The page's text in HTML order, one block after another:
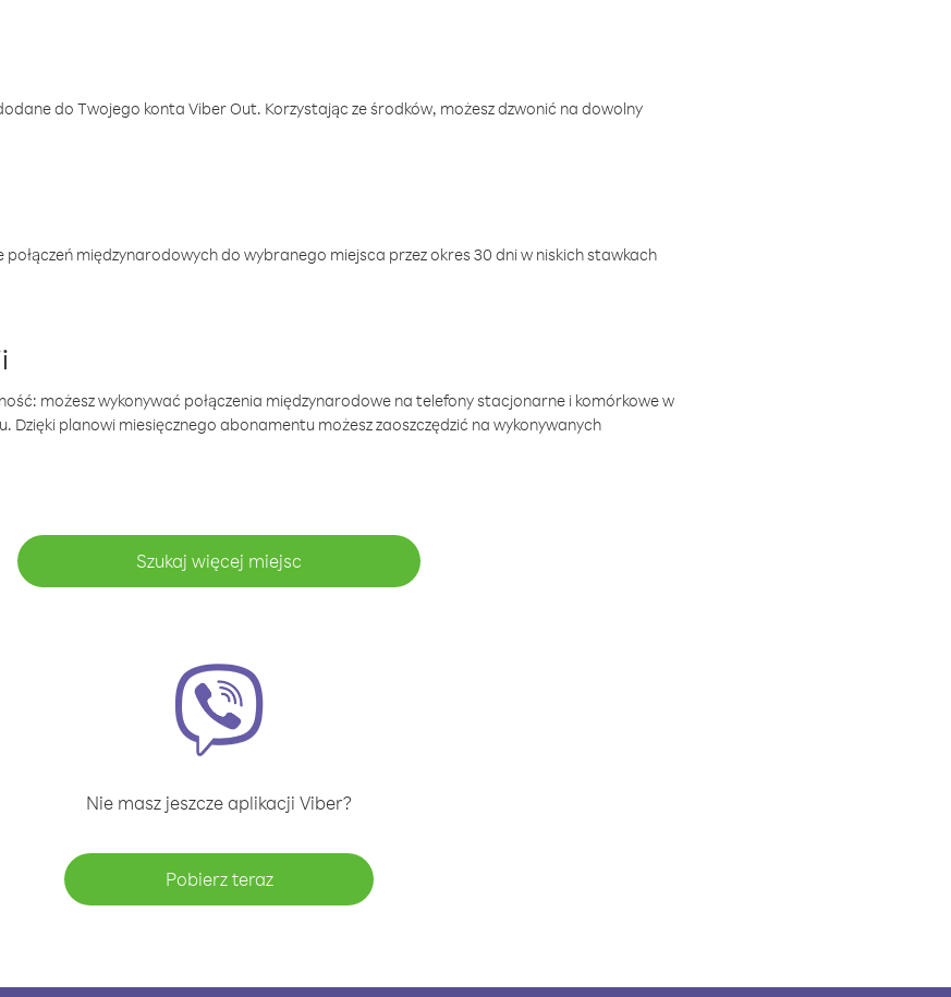
do Twojego konta Viber Out. Korzystając ze środków, możesz dzwonić na dowolny
międzynarodowych do wybranego miejsca przez okres 30 dni w niskich stawkach
możesz wykonywać połączenia międzynarodowe na telefony stacjonarne i komórkowe w
planowi miesięcznego abonamentu możesz zaoszczędzić na wykonywanych
Szukaj więcej miejsc
Nie masz jeszcze aplikacji Viber?
Pobierz teraz